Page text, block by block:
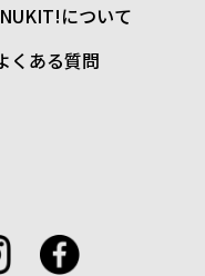
について
くある質問